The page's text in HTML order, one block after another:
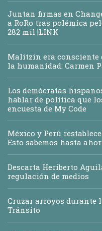
Juntan firmas en
a RoRo tras polémica
282 mil |LINK
Malitzin era consciente
la humanidad: Carmen
Los demócratas
hablar de política que
encuesta de My Code
México y Perú
Esto sabemos hasta
Descarta Heriberto
regulación de medios
Cruzar arroyos durante
Tránsito